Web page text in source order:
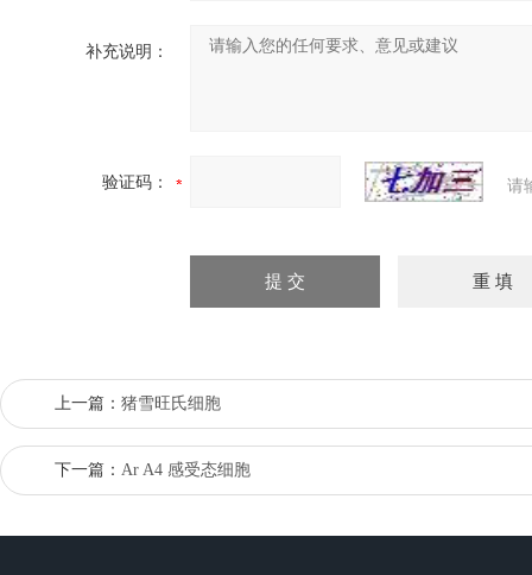
补充说明：
验证码： 请
上一篇： 猪雪旺氏细胞
下一篇： Ar A4 感受态细胞